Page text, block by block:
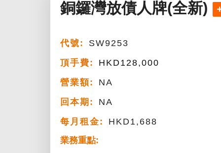
銅鑼灣放債人牌(全新)
代號: SW9253
頂手費:
HKD128,000
營業額:
NA
回本期:
NA
每月租金:
HKD1,688
業務重點: